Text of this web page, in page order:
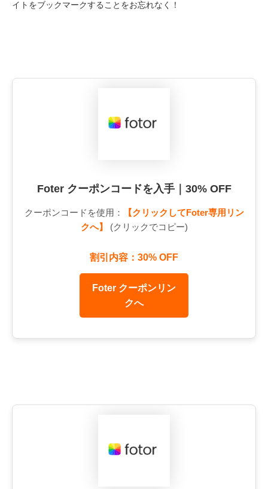
イトをブックマークすることをお忘れなく！
Foter クーポンコードを入手｜30% OFF
クーポンコードを使用：
【クリックしてFoter専用リン
クへ】
(クリックでコピー)
割引内容：30% OFF
Foter クーポンリン
クへ